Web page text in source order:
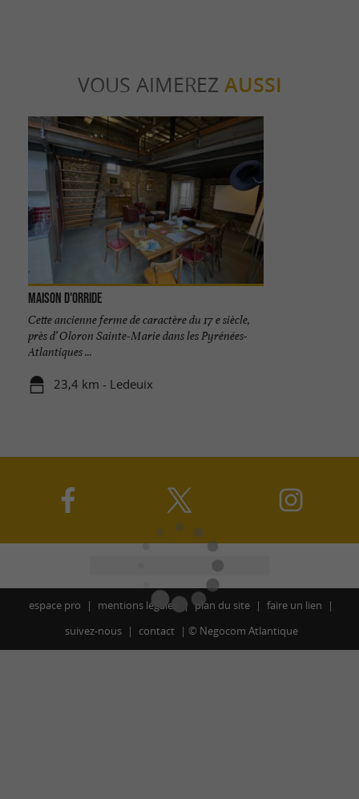
VOUS AIMEREZ AUSSI
Maison d'Orride
Cette ancienne ferme de caractère du 17 e siècle,
près d’ Oloron Sainte-Marie dans les Pyrénées-
Atlantiques ...
23,4 km - Ledeuix
espace pro mentions légales plan du site
faire un lien
suivez-nous
contact © Negocom Atlantique